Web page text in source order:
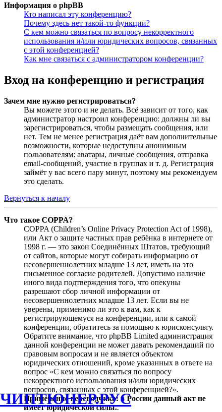
ЧИПТЮНЕР.РУС
Информация о phpBB
Кто написал эту конференцию?
Почему здесь нет такой-то функции?
С кем можно связаться по вопросу некорректного
использования и/или юридических вопросов, связанных
с этой конференцией?
Как мне связаться с администратором конференции?
Вход на конференцию и регистрация
Зачем мне нужно регистрироваться?
Вы можете этого и не делать. Всё зависит от того, как
администратор настроил конференцию: должны ли вы
зарегистрироваться, чтобы размещать сообщения, или
нет. Тем не менее регистрация даёт вам дополнительные
возможности, которые недоступны анонимным
пользователям: аватары, личные сообщения, отправка
email-сообщений, участие в группах и т. д. Регистрация
займёт у вас всего пару минут, поэтому мы рекомендуем
это сделать.
Вернуться к началу
Что такое COPPA?
COPPA (Children’s Online Privacy Protection Act of 1998),
или Акт о защите частных прав ребёнка в интернете от
1998 г. — это закон Соединённых Штатов, требующий
от сайтов, которые могут собирать информацию от
несовершеннолетних младше 13 лет, иметь на это
письменное согласие родителей. Допустимо наличие
иного вида подтверждения того, что опекуны
разрешают сбор личной информации от
несовершеннолетних младше 13 лет. Если вы не
уверены, применимо ли это к вам, как к
регистрирующемуся на конференции, или к самой
конференции, обратитесь за помощью к юрисконсульту.
Обратите внимание, что phpBB Limited администрация
данной конференции не может давать рекомендаций по
правовым вопросам и не является объектом
юридических отношений, кроме указанных в ответе на
вопрос «С кем можно связаться по вопросу
некорректного использования и/или юридических
вопросов, связанных с этой конференцией?».
Примечание переводчика: в России данный акт не
имеет юридической силы..